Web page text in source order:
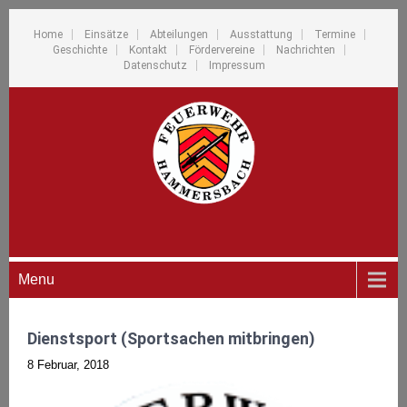
Home Einsätze Abteilungen Ausstattung
Termine
Geschichte
Kontakt Fördervereine
Nachrichten
Datenschutz
Impressum
Menu
Dienstsport (Sportsachen mitbringen)
8 Februar, 2018